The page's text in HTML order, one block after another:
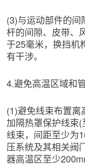
(3)与运动部件的
杆的间隙、皮带、
于25毫米，换挡机
有干涉。
4.避免高温区域和管
(1)避免线束布置
加隔热罩保护线束
线束，间距至少为
压系统及其相关阀
器高温区至少